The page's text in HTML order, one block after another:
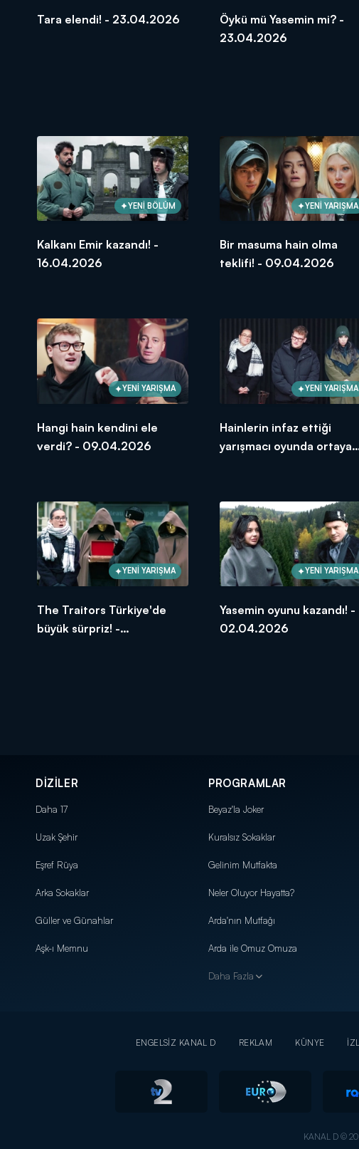
Tara elendi! - 23.04.2026
Öykü mü Yasemin mi? -
23.04.2026
YENİ BÖLÜM
Kalkanı Emir kazandı! -
16.04.2026
YENİ YARIŞMA
Bir masuma hain olma
teklifi! - 09.04.2026
YENİ YARIŞMA
Hangi hain kendini ele
verdi? - 09.04.2026
YENİ YARIŞMA
Hainlerin infaz ettiği
yarışmacı oyunda ortaya
YENİ YARIŞMA
The Traitors Türkiye'de
büyük sürpriz! -
YENİ YARIŞMA
Yasemin oyunu kazandı! -
02.04.2026
DİZİLER
Daha 17
Uzak Şehir
Eşref Rüya
Arka Sokaklar
Güller ve Günahlar
Aşk-ı Memnu
PROGRAMLAR
Beyaz'la Joker
Kuralsız Sokaklar
Gelinim Mutfakta
Neler Oluyor Hayatta?
Arda'nın Mutfağı
Arda ile Omuz Omuza
Daha Fazla
ENGELSİZ KANAL D REKLAM KÜNYE
KANAL D ©